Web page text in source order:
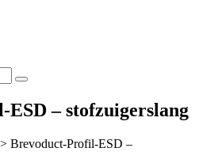
– stofzuigerslang
> Brevoduct-Profil-ESD –